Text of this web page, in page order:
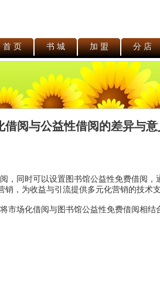
首 页 书 城 加 盟 分 店
借阅与公益性借阅的差异与
，同时可以设置图书馆公益性免费借阅，
销，为收益与引流提供多元化营销的技术
市场化借阅与图书馆公益性免费借阅相结